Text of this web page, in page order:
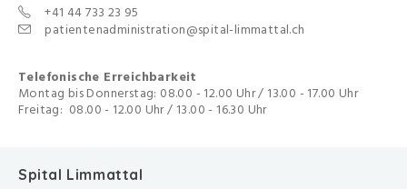
+41 44 733 23 95
patientenadministration@spital-limmattal.ch
Telefonische Erreichbarkeit
Montag bis Donnerstag: 08.00 - 12.00 Uhr / 13.00 - 17.00 Uhr
Freitag: 08.00 - 12.00 Uhr / 13.00 - 16.30 Uhr
Spital Limmattal